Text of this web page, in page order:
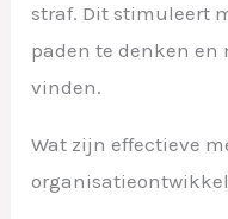
straf. Dit stimuleert
paden te denken en
vinden.
Wat zijn effectieve